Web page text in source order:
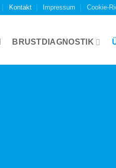
Kontakt Impressum Cookie-
BRUSTDIAGNOSTIK